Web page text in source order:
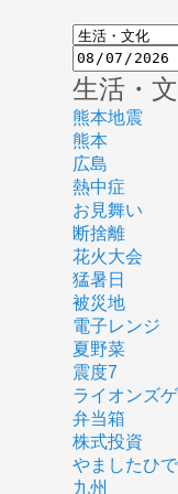
生活・
熊本地震
熊本
広島
熱中症
お見舞い
断捨離
花火大会
猛暑日
被災地
電子レンジ
夏野菜
震度7
ライオンズ
弁当箱
株式投資
やましたひで
九州